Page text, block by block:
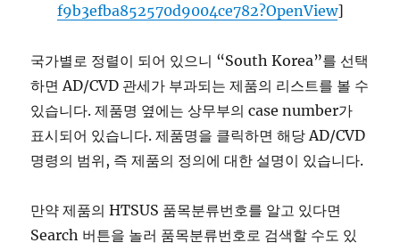
f9b3efba852570d9004ce782?OpenView]
국가별로 정렬이 되어 있으니 “South Korea”를 선택
하면 AD/CVD 관세가 부과되는 제품의 리스트를 볼 수
있습니다. 제품명 옆에는 상무부의 case number가
표시되어 있습니다. 제품명을 클릭하면 해당 AD/CVD
명령의 범위, 즉 제품의 정의에 대한 설명이 있습니다.
만약 제품의 HTSUS 품목분류번호를 알고 있다면
Search 버튼을 놀러 품목분류번호로 검색할 수도 있